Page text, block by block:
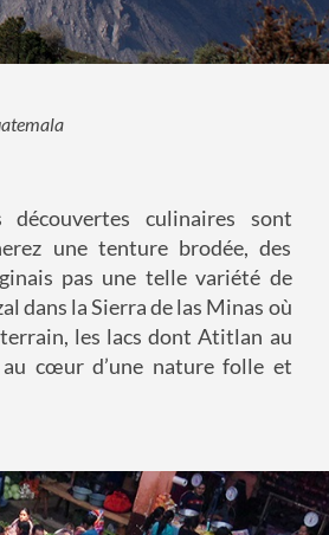
culinaires sont
une tenture brodée, des
pas une telle variété de
dans la Sierra de las Minas où
les lacs dont Atitlan au
au cœur d’une nature folle et